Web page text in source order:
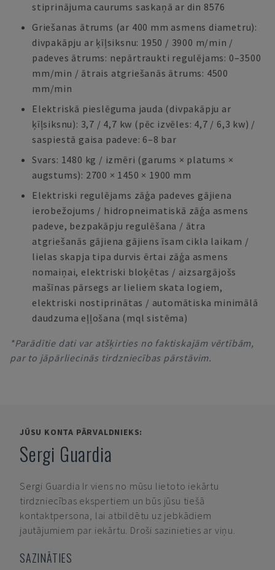
stiprinājuma caurums saskaņā ar din 8576
Griešanas ātrums (ar 400 mm asmens diametru):
divpakāpju ar ķīļsiksnu: 1950 / 3900 m/min /
padeves ātrums: nepārtraukti regulējams: 0–3500
mm/min / ātrais atgriešanās ātrums: 4500
mm/min
Elektriskā pieslēguma jauda (divpakāpju ar
ķīļsiksnu): 3,7 / 4,7 kw (pēc izvēles: 4,7 / 6,3 kw) /
saspiestā gaisa padeve: 6–8 bar
Svars: 1480 kg / izmēri (garums × platums ×
augstums): 2700 × 1450 × 1900 mm
Elektriski regulējams zāģa padeves gājiena
ierobežojums / hidropneimatiskā zāģa asmens
padeve, bezpakāpju regulēšana / ātra
atgriešanās gājiena gājiens īsam cikla laikam /
lielas skapja tipa durvis ērtai zāģa asmens
nomaiņai, elektriski bloķētas / aizsargājošs
mašīnas pārsegs ar lieliem skata logiem,
elektriski nostiprinātas / automātiska minimālā
daudzuma eļļošana (mql sistēma)
*Parādītie dati var atšķirties no faktiskajām vērtībām,
par to jāpārliecinās tirdzniecības pārstāvim.
JŪSU KONTA PĀRVALDNIEKS:
Sergi Guardia
Sergi Guardia Ir viens no mūsu lietoto iekārtu
tirdzniecības ekspertiem un būs jūsu tiešā
kontaktpersona, lai atbildētu uz jebkādiem
jautājumiem par iekārtu. Droši sazinieties ar viņu.
SAZINĀTIES